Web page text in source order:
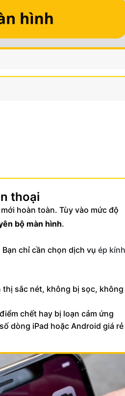
thoại
hoàn toàn. Tùy vào mức độ
bộ màn hình.
chỉ cần chọn dịch vụ ép kính
sắc nét, không bị sọc, không
chết hay bị loạn cảm ứng
dòng iPad hoặc Android giá rẻ